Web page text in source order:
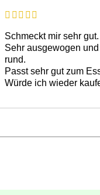
Schmeckt mir sehr gut.
Sehr ausgewogen und
rund.
Passt sehr gut zum
Würde ich wieder